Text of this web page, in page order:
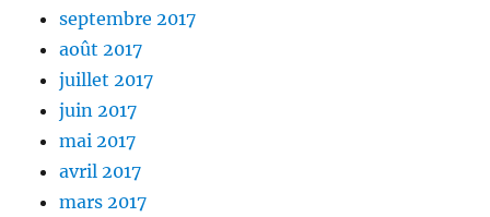
septembre 2017
août 2017
juillet 2017
juin 2017
mai 2017
avril 2017
mars 2017